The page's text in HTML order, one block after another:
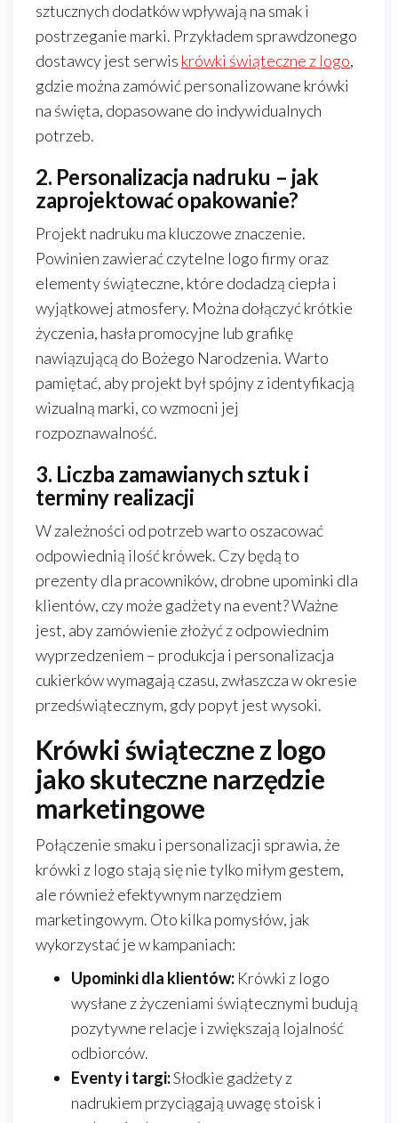
sztucznych dodatków wpływają na smak i
postrzeganie marki. Przykładem sprawdzonego
dostawcy jest serwis krówki świąteczne z logo,
gdzie można zamówić personalizowane krówki
na święta, dopasowane do indywidualnych
potrzeb.
2. Personalizacja nadruku – jak
zaprojektować opakowanie?
Projekt nadruku ma kluczowe znaczenie.
Powinien zawierać czytelne logo firmy oraz
elementy świąteczne, które dodadzą ciepła i
wyjątkowej atmosfery. Można dołączyć krótkie
życzenia, hasła promocyjne lub grafikę
nawiązującą do Bożego Narodzenia. Warto
pamiętać, aby projekt był spójny z identyfikacją
wizualną marki, co wzmocni jej
rozpoznawalność.
3. Liczba zamawianych sztuk i
terminy realizacji
W zależności od potrzeb warto oszacować
odpowiednią ilość krówek. Czy będą to
prezenty dla pracowników, drobne upominki dla
klientów, czy może gadżety na event? Ważne
jest, aby zamówienie złożyć z odpowiednim
wyprzedzeniem – produkcja i personalizacja
cukierków wymagają czasu, zwłaszcza w okresie
przedświątecznym, gdy popyt jest wysoki.
Krówki świąteczne z logo
jako skuteczne narzędzie
marketingowe
Połączenie smaku i personalizacji sprawia, że
krówki z logo stają się nie tylko miłym gestem,
ale również efektywnym narzędziem
marketingowym. Oto kilka pomysłów, jak
wykorzystać je w kampaniach:
Upominki dla klientów: Krówki z logo
wysłane z życzeniami świątecznymi budują
pozytywne relacje i zwiększają lojalność
odbiorców.
Eventy i targi:Słodkie gadżety z
nadrukiem przyciągają uwagę stoisk i